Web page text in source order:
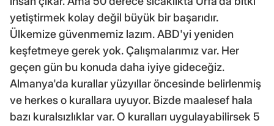
yetiştirmek kolay değil büyük bir başarıdır.
Ülkemize güvenmemiz lazım. ABD'yi yeniden
keşfetmeye gerek yok. Çalışmalarımız var. Her
geçen gün bu konuda daha iyiye gideceğiz.
Almanya'da kurallar yüzyıllar öncesinde belirlenmiş
ve herkes o kurallara uyuyor. Bizde maalesef hala
bazı kuralsızlıklar var. O kuralları uygulayabilirsek 5